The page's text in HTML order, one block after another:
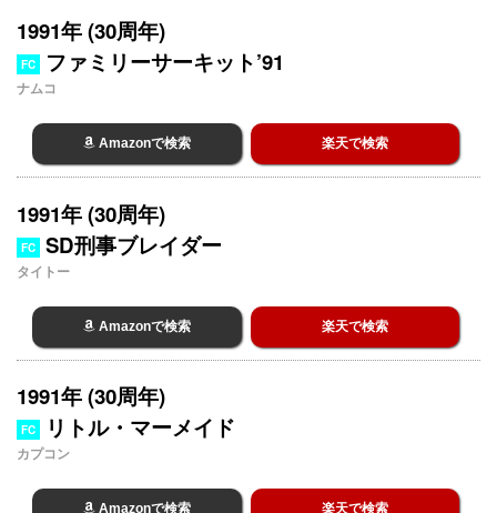
1991年 (30周年)
FC ファミリーサーキット’91
ナムコ
Amazonで検索 楽天で検索
1991年 (30周年)
FC SD刑事ブレイダー
タイトー
Amazonで検索 楽天で検索
1991年 (30周年)
FC リトル・マーメイド
カプコン
Amazonで検索 楽天で検索